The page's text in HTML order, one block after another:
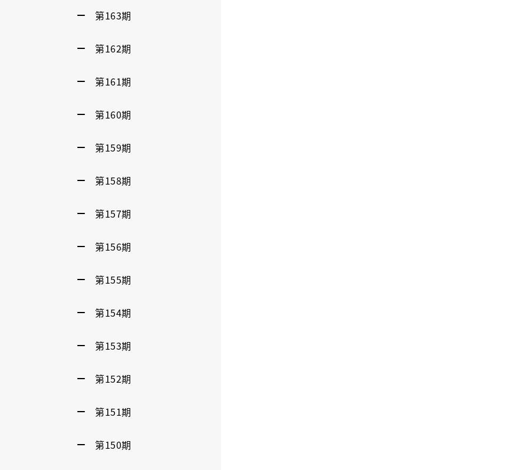
第163期
第162期
第161期
第160期
第159期
第158期
第157期
第156期
第155期
第154期
第153期
第152期
第151期
第150期